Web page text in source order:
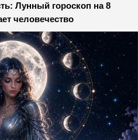
Лунный гороскоп на 8
человечество